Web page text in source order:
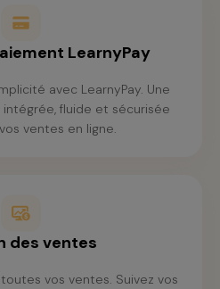
LearnyPay
avec LearnyPay. Une
fluide et sécurisée
ventes en ligne.
des ventes
vos ventes. Suivez vos